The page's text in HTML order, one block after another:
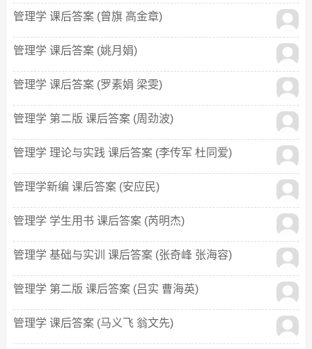
管理学 课后答案 (曾旗 高金章)
管理学 课后答案 (姚月娟)
管理学 课后答案 (罗素娟 梁雯)
管理学 第二版 课后答案 (周劲波)
管理学 理论与实践 课后答案 (李传军 杜同爱)
管理学新编 课后答案 (安应民)
管理学 学生用书 课后答案 (芮明杰)
管理学 基础与实训 课后答案 (张奇峰 张海容)
管理学 第二版 课后答案 (吕实 曹海英)
管理学 课后答案 (马义飞 翁文先)